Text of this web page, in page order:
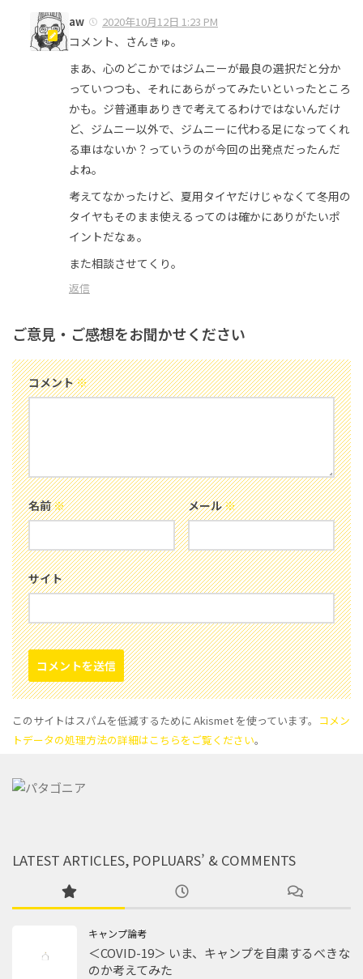
aw 2020年10月12日 1:23 PM
コメント、さんきゅ。
まあ、心のどこかではジムニーが最良の選択だと分か
っていつつも、それにあらがってみたいといったところ
かも。ジ普通車ありきで考えてるわけではないんだけ
ど、ジムニー以外で、ジムニーに代わる足になってくれ
る車はないか？っていうのが今回の出発点だったんだ
よね。
考えてなかったけど、夏用タイヤだけじゃなくて冬用の
タイヤもそのまま使えるってのは確かにありがたいポ
イントだなぁ。
また相談させてくり。
返信
ご意見・ご感想をお聞かせください
コメント※
名前※ メール※
サイト
このサイトはスパムを低減するために Akismet を使っています。 コメン
トデータの処理方法の詳細はこちらをご覧ください。
LATEST ARTICLES, POPLUARS’ & COMMENTS
キャンプ論考
＜COVID-19＞ いま、キャンプを自粛するべきな
のか考えてみた